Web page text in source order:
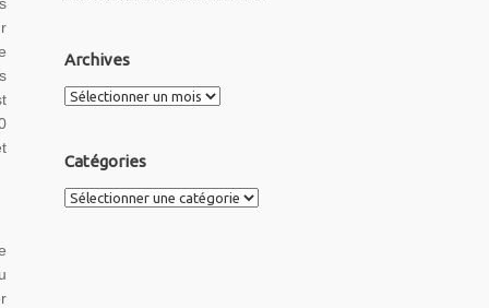
Archives
Archives
Catégories
Catégories